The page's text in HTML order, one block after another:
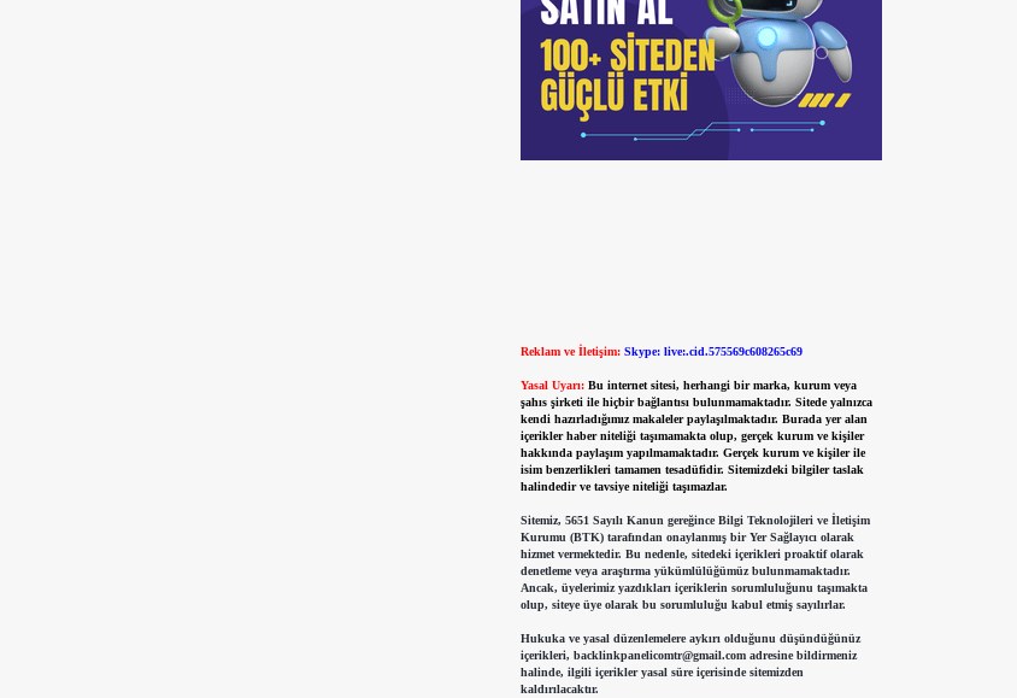
Reklam ve İletişim: Skype: live:.cid.575569c608265c69
Yasal Uyarı: Bu internet sitesi, herhangi bir marka, kurum veya
şahıs şirketi ile hiçbir bağlantısı bulunmamaktadır. Sitede yalnızca
kendi hazırladığımız makaleler paylaşılmaktadır. Burada yer alan
içerikler haber niteliği taşımamakta olup, gerçek kurum ve kişiler
hakkında paylaşım yapılmamaktadır. Gerçek kurum ve kişiler ile
isim benzerlikleri tamamen tesadüfidir. Sitemizdeki bilgiler taslak
halindedir ve tavsiye niteliği taşımazlar.
Sitemiz, 5651 Sayılı Kanun gereğince Bilgi Teknolojileri ve İletişim
Kurumu (BTK) tarafından onaylanmış bir Yer Sağlayıcı olarak
hizmet vermektedir. Bu nedenle, sitedeki içerikleri proaktif olarak
denetleme veya araştırma yükümlülüğümüz bulunmamaktadır.
Ancak, üyelerimiz yazdıkları içeriklerin sorumluluğunu taşımakta
olup, siteye üye olarak bu sorumluluğu kabul etmiş sayılırlar.
Hukuka ve yasal düzenlemelere aykırı olduğunu düşündüğünüz
içerikleri, backlinkpanelicomtr@gmail.comadresine bildirmeniz
halinde, ilgili içerikler yasal süre içerisinde sitemizden
kaldırılacaktır.